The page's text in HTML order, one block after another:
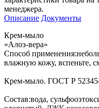
менеджера.
Описание Документы
Крем-мыло
«Алоэ-вера»
Способ
влажную кожу, вспеньте,
Крем-мыло. ГОСТ Р
Состав:вода,